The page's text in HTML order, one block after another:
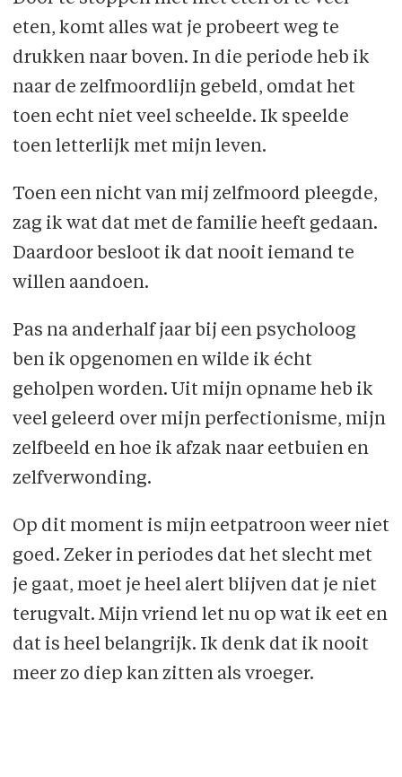
eten, komt alles wat je probeert weg te
drukken naar boven. In die periode heb ik
naar de zelfmoordlijn gebeld, omdat het
toen echt niet veel scheelde. Ik speelde
toen letterlijk met mijn leven.
Toen een nicht van mij zelfmoord pleegde,
zag ik wat dat met de familie heeft gedaan.
Daardoor besloot ik dat nooit iemand te
willen aandoen.
Pas na anderhalf jaar bij een psycholoog
ben ik opgenomen en wilde ik écht
geholpen worden. Uit mijn opname heb ik
veel geleerd over mijn perfectionisme, mijn
zelfbeeld en hoe ik afzak naar eetbuien en
zelfverwonding.
Op dit moment is mijn eetpatroon weer niet
goed. Zeker in periodes dat het slecht met
je gaat, moet je heel alert blijven dat je niet
terugvalt. Mijn vriend let nu op wat ik eet en
dat is heel belangrijk. Ik denk dat ik nooit
meer zo diep kan zitten als vroeger.